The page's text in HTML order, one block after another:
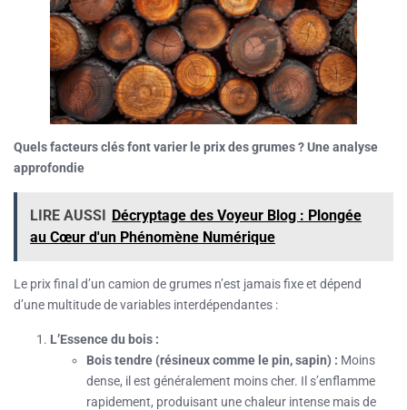
Quels facteurs clés font varier le prix des grumes ? Une analyse
approfondie
LIRE AUSSI Décryptage des Voyeur Blog : Plongée
au Cœur d'un Phénomène Numérique
Le prix final d’un camion de grumes n’est jamais fixe et dépend
d’une multitude de variables interdépendantes :
L’Essence du bois :
Bois tendre (résineux comme le pin, sapin) : Moins
dense, il est généralement moins cher. Il s’enflamme
rapidement, produisant une chaleur intense mais de